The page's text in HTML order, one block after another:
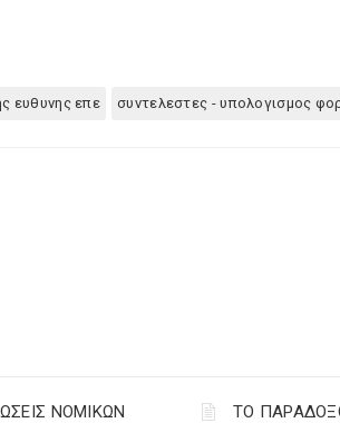
ευθυνης επε συντελεστες - υπολογισμος
ΝΟΜΙΚΩΝ
ΤΟ